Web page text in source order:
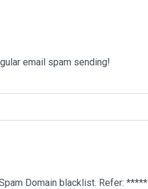
email spam sending!
Domain blacklist. Refer: *****